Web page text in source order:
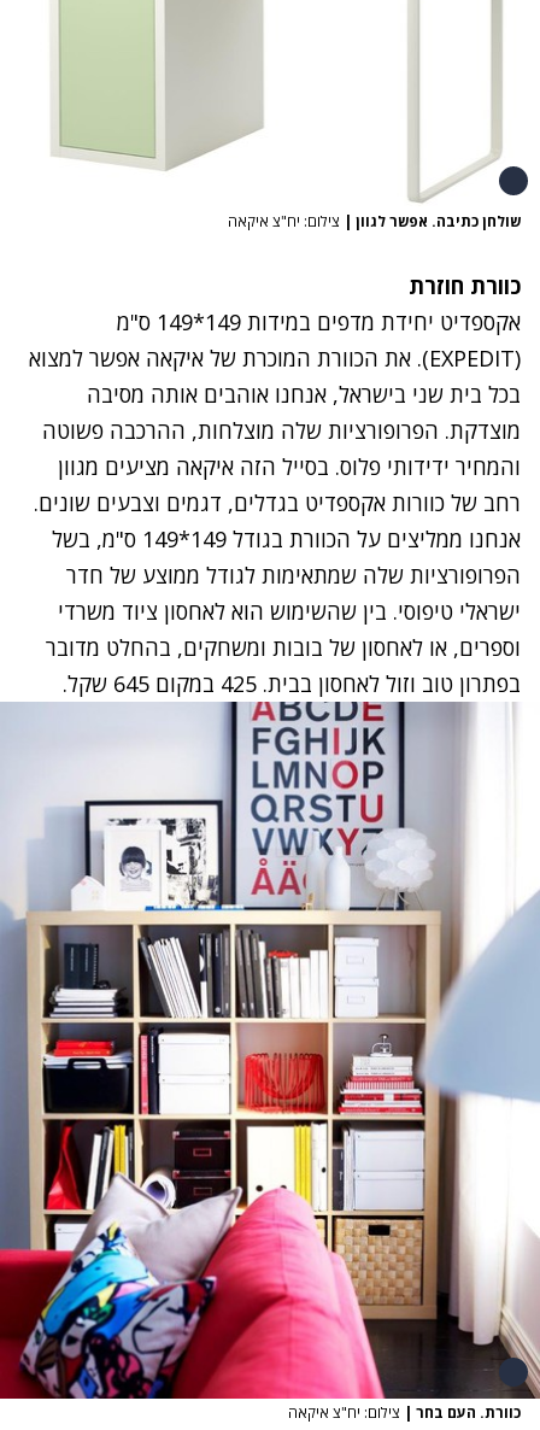
שולחן כתיבה. אפשר לגוון צילום: יח"צ איקאה
כוורת חוזרת
אקספדיט יחידת מדפים במידות 149*149 ס"מ
(EXPEDIT). את הכוורת המוכרת של איקאה אפשר למצוא
בכל בית שני בישראל, אנחנו אוהבים אותה מסיבה
מוצדקת. הפרופורציות שלה מוצלחות, ההרכבה פשוטה
והמחיר ידידותי פלוס. בסייל הזה איקאה מציעים מגוון
רחב של כוורות אקספדיט בגדלים, דגמים וצבעים שונים.
אנחנו ממליצים על הכוורת בגודל 149*149 ס"מ, בשל
הפרופורציות שלה שמתאימות לגודל ממוצע של חדר
ישראלי טיפוסי. בין שהשימוש הוא לאחסון ציוד משרדי
וספרים, או לאחסון של בובות ומשחקים, בהחלט מדובר
בפתרון טוב וזול לאחסון בבית. 425 במקום 645 שקל.
כוורת. העם בחר | צילום: יח"צ איקאה